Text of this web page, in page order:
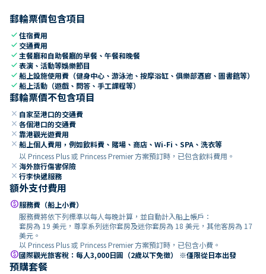
郵輪票價包含項目
check住宿費用
check 交通費用
check 主餐廳和自助餐廳的早餐、午餐和晚餐
check表演、活動等娛樂節目
check船上設施使用費（健身中心、游泳池、按摩浴缸、俱樂部酒廊、圖書館等）
check船上活動（遊戲、問答、手工課程等）
郵輪票價不包含項目
close 自家至港口的交通費
close 各個港口的交通費
close 靠港觀光遊費用
close 船上個人費用，例如飲料費、賭場、商店、Wi-Fi、SPA、洗衣等
以 Princess Plus 或 Princess Premier 方案預訂時，已包含飲料費用。
close 海外旅行傷害保險
close 行李快遞服務
額外支付費用
paid服務費（船上小費）
服務費將依下列標準以每人每晚計算，並自動計入船上帳戶：
套房為 19 美元，尊享系列迷你套房及迷你套房為 18 美元，其他客房為 17
美元。
以 Princess Plus 或 Princess Premier 方案預訂時，已包含小費。
paid國際觀光旅客稅：每人3,000日圓（2歲以下免徵） ※僅限從日本出發
預購套餐